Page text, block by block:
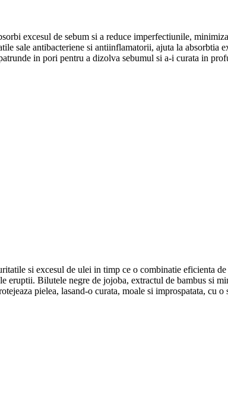
excesul de sebum si a reduce imperfectiunile,
sale antibacteriene si antiinflamatorii, ajuta la absorbtia
in pori pentru a dizolva sebumul si a-i curata in
si excesul de ulei in timp ce o combinatie eficienta
Bilutele negre de jojoba, extractul de bambus si
pielea, lasand-o curata, moale si improspatata, cu o